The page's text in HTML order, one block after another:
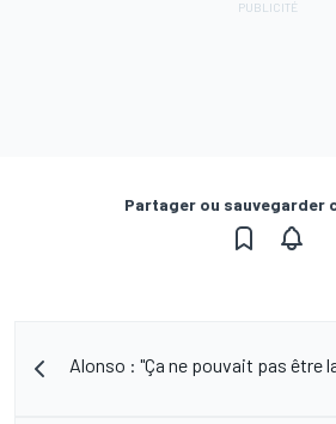
Partager ou sauvegarder
Alonso : "Ça ne pouvait pas être